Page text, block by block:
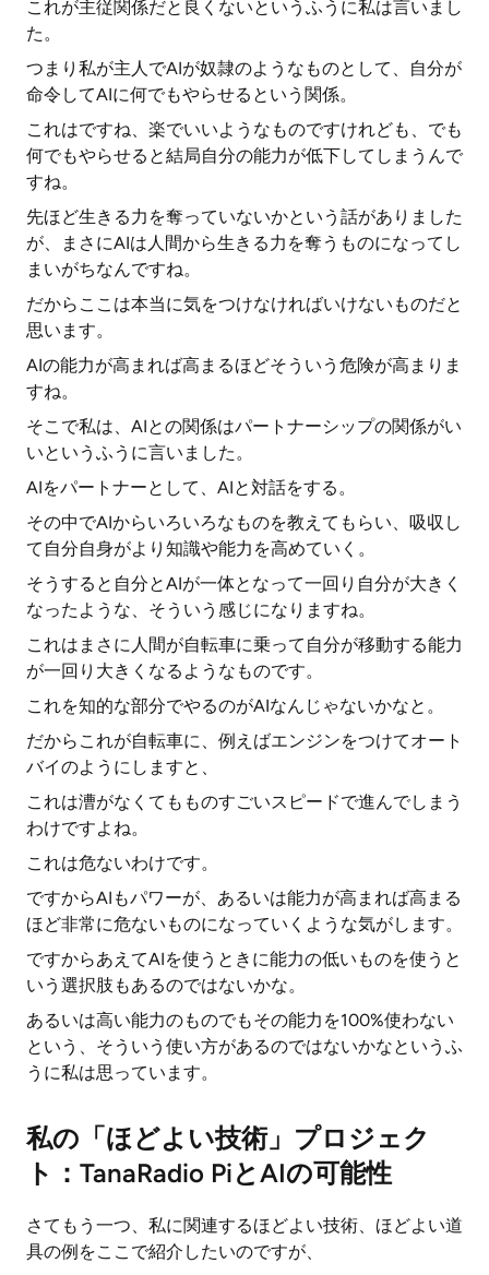
これが主従関係だと良くないというふうに私は言いまし
た。
つまり私が主人でAIが奴隷のようなものとして、自分が
命令してAIに何でもやらせるという関係。
これはですね、楽でいいようなものですけれども、でも
何でもやらせると結局自分の能力が低下してしまうんで
すね。
先ほど生きる力を奪っていないかという話がありました
が、まさにAIは人間から生きる力を奪うものになってし
まいがちなんですね。
だからここは本当に気をつけなければいけないものだと
思います。
AIの能力が高まれば高まるほどそういう危険が高まりま
すね。
そこで私は、AIとの関係はパートナーシップの関係がい
いというふうに言いました。
AIをパートナーとして、AIと対話をする。
その中でAIからいろいろなものを教えてもらい、吸収し
て自分自身がより知識や能力を高めていく。
そうすると自分とAIが一体となって一回り自分が大きく
なったような、そういう感じになりますね。
これはまさに人間が自転車に乗って自分が移動する能力
が一回り大きくなるようなものです。
これを知的な部分でやるのがAIなんじゃないかなと。
だからこれが自転車に、例えばエンジンをつけてオート
バイのようにしますと、
これは漕がなくてもものすごいスピードで進んでしまう
わけですよね。
これは危ないわけです。
ですからAIもパワーが、あるいは能力が高まれば高まる
ほど非常に危ないものになっていくような気がします。
ですからあえてAIを使うときに能力の低いものを使うと
いう選択肢もあるのではないかな。
あるいは高い能力のものでもその能力を100%使わない
という、そういう使い方があるのではないかなというふ
うに私は思っています。
私の「ほどよい技術」プロジェク
ト：TanaRadio PiとAIの可能性
さてもう一つ、私に関連するほどよい技術、ほどよい道
具の例をここで紹介したいのですが、